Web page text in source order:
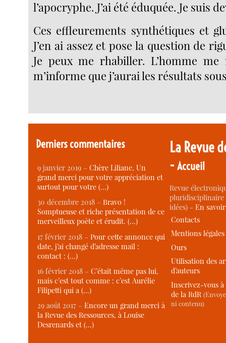
l’apocryphe. J’ai été éduquée. Je suis
Ces effleurements synthétiques et
J’en ai assez et pose la question de
Je peux me rhabiller. L’homme me
m’informe que j’aurai les résultats
Derniers commentaires
9 janvier 2019 –Chère Liliane, Un
grand merci pour votre appréciation et
surtout pour votre (…)
30 décembre 2018 –Bravo !
Somptueuse et riche présentation de ce
merveilleux poète et érudit. (…)
17 février 2018 –Pour cette annonce qui
date, j’ai changé d’adresse mail :
contact : (…)
16 février 2018 –C’était même pas lui,
mais c’est tout comme : c’est Aurélie
Filipetti qui a (…)
29 août 2017 –Encore un grand merci à
la Revue des Ressources, à Louise
Desrenards et (…)
La Revue
-Accueil
Revue
idées) -En
Contacts
Mentions légales
Ours
Utilisation des
d’auteurs
Inscrivez-vous
de la RdR
ni contenu)